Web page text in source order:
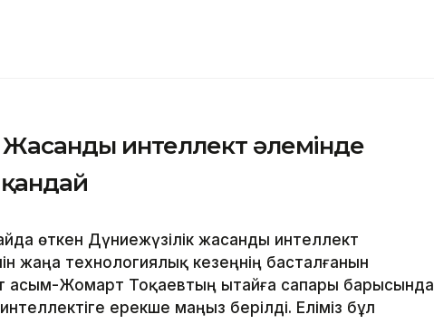
интеллект әлемінде
өткен Дүниежүзілік жасанды интеллект
жаңа технологиялық кезеңнің басталғанын
Қасым-Жомарт Тоқаевтың Қытайға сапары барысында
ерекше маңыз берілді. Еліміз бұл